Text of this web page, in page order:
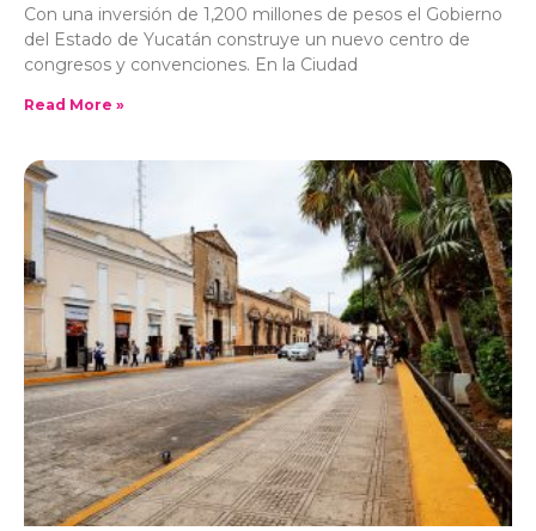
Con una inversión de 1,200 millones de pesos el Gobierno
del Estado de Yucatán construye un nuevo centro de
congresos y convenciones. En la Ciudad
Read More »